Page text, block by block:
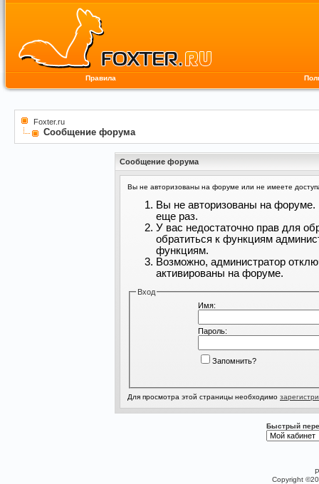
Правила
Foxter.ru
Сообщение форума
Сообщение форума
Вы не авторизованы на форуме или не имеете
Вы не авторизованы на форуме.
еще раз.
У вас недостаточно прав для
обратиться к функциям
функциям.
Возможно, администратор
активированы на форуме.
Вход
Имя:
Пароль:
Запомнить?
Для просмотра этой страницы необходимо
Быстрый
Copyright